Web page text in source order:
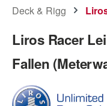
Deck & Rigg
Liros Racer
Fallen